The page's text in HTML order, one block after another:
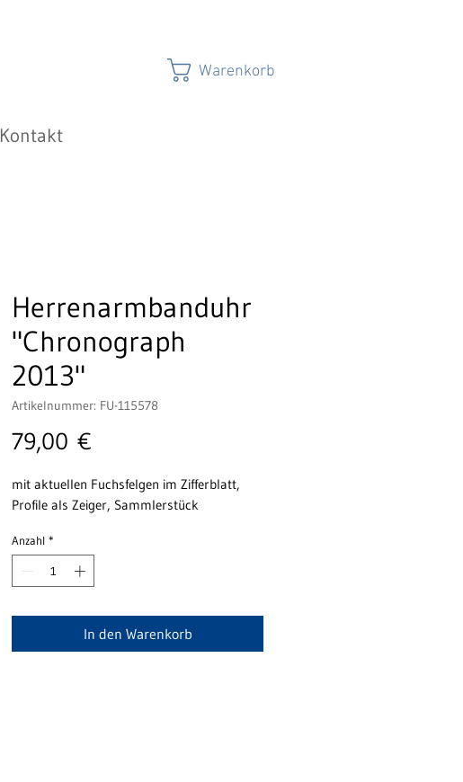
Warenkorb
Kontakt
Herrenarmbanduhr
"Chronograph
2013"
Artikelnummer: FU-115578
79,00 €
mit aktuellen Fuchsfelgen im Zifferblatt,
Profile als Zeiger, Sammlerstück
Anzahl *
In den Warenkorb